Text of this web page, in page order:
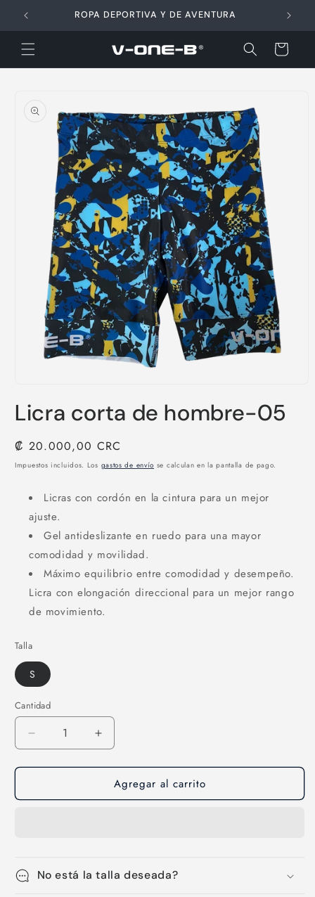
directamente
al contenido
ROPA DEPORTIVA Y DE AVENTURA
Carrito
información
del producto
multimedia
1
una
ventana
modal
Licra corta de hombre-05
Precio
habitual
₡ 20.000,00 CRC
Impuestos incluidos. Los gastos de envío se calculan en la pantalla de pago.
Licras con cordón en la cintura para un mejor
ajuste.
Gel antideslizante en ruedo para una mayor
comodidad y movilidad.
Máximo equilibrio entre comodidad y desempeño.
Licra con elongación direccional para un mejor rango
de movimiento.
Talla
S
Cantidad
Cantidad
Reducir
cantidad
para
corta
Aumentar
cantidad
para
Licra
corta
Agregar al carrito
No está la talla deseada?